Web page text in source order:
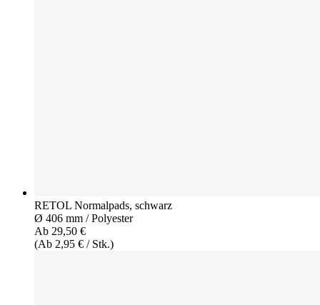
RETOL Normalpads, schwarz
Ø 406 mm / Polyester
Ab 29,50 €
(Ab 2,95 € / Stk.)